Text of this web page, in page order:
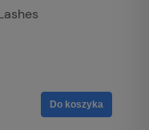
Do koszyka